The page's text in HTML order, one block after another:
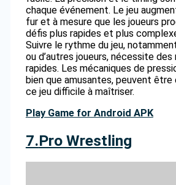
chaque événement. Le jeu
fur et à mesure que les joueurs
défis plus rapides et plus
Suivre le rythme du jeu,
ou d’autres joueurs, nécessite
rapides. Les mécaniques de
bien que amusantes, peuvent être
ce jeu difficile à maîtriser.
Play Game for Android APK
7.Pro Wrestling